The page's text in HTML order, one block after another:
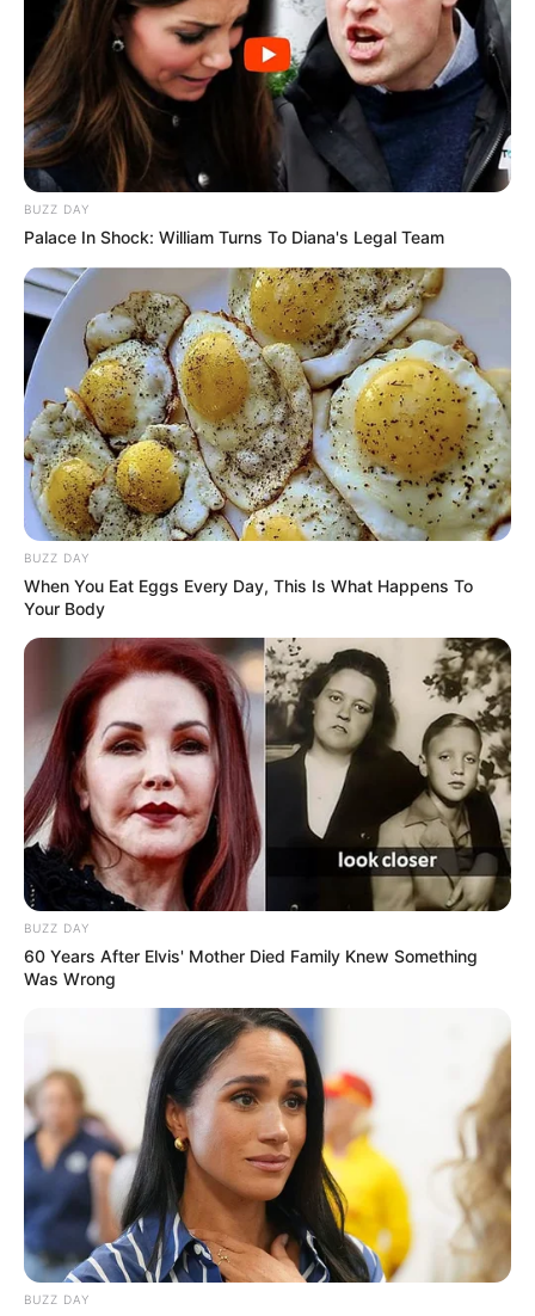
BUZZ DAY
Palace In Shock: William Turns To Diana's Legal Team
BUZZ DAY
When You Eat Eggs Every Day, This Is What Happens To
Your Body
BUZZ DAY
60 Years After Elvis' Mother Died Family Knew Something
Was Wrong
BUZZ DAY